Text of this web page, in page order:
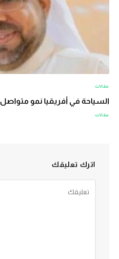
مقالات
السياحة في أفريقيا نمو متواصل
مقالات
اترك تعليقك